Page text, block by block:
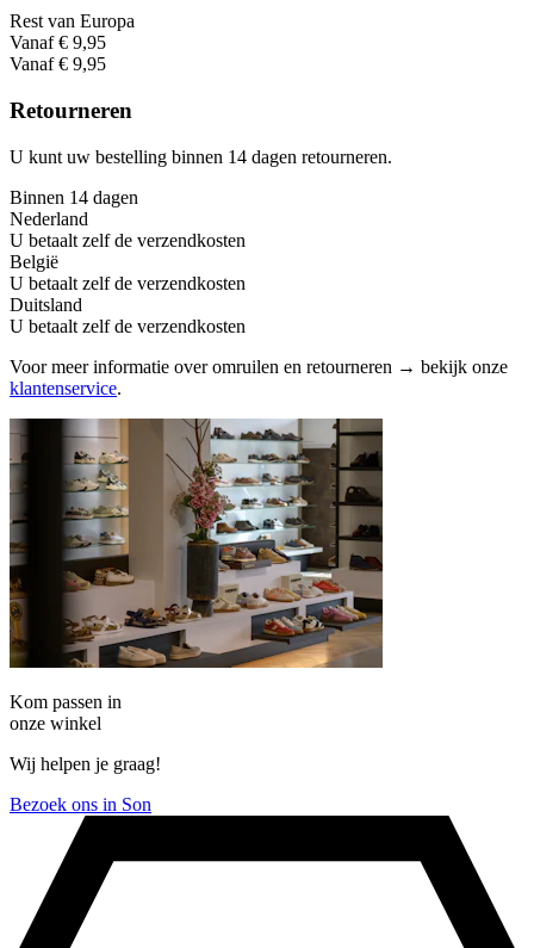
Rest van Europa
Vanaf € 9,95
Vanaf € 9,95
Retourneren
U kunt uw bestelling binnen 14 dagen retourneren.
Binnen 14 dagen
Nederland
U betaalt zelf de verzendkosten
België
U betaalt zelf de verzendkosten
Duitsland
U betaalt zelf de verzendkosten
Voor meer informatie over omruilen en retourneren → bekijk onze
klantenservice.
Kom passen in
onze winkel
Wij helpen je graag!
Bezoek ons in Son